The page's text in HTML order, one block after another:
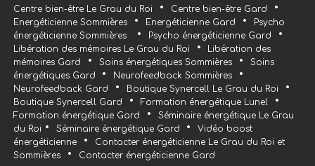
Centre bien-être Le Grau du Roi• Centre bien-être Gard •
Energéticienne Sommières• Energéticienne Gard •
Psycho
énergéticienne Sommières• Psycho énergéticienne Gard •
Libération des mémoires Le Grau du Roi•
Libération des
mémoires Gard
• Soins énergétiques Sommières•
Soins
énergétiques Gard
• Neurofeedback Sommières•
Neurofeedback Gard • Boutique Synercell Le Grau du Roi•
Boutique Synercell Gard • Formation énergétique Lunel •
Formation énergétique Gard •
Séminaire énergétique Le Grau
du Roi• Séminaire énergétique Gard •
Vidéo boost
énergéticienne•
Contacter énergéticienne Le Grau du Roi et
Sommières• Contacter énergéticienne Gard